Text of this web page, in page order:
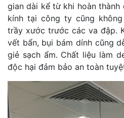
gian dài kể từ khi hoàn
kính tại công ty cũng
trầy xước trước các va đập.
vết bẩn, bụi bám dính cũng
giẻ sạch ẩm. Chất liệu làm
độc hại đảm bảo an toàn